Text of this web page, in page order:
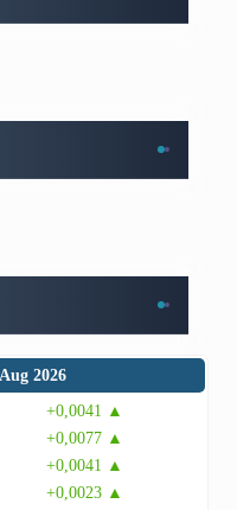
2026
+0,0041 ▲
+0,0077 ▲
+0,0041 ▲
+0,0023 ▲